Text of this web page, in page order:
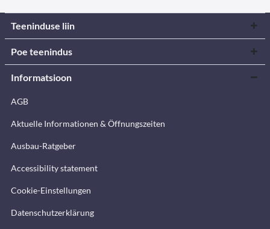
Teeninduse liin
Poe teenindus
Informatsioon
AGB
Aktuelle Informationen & Öffnungszeiten
Ausbau-Ratgeber
Accessibility statement
Cookie-Einstellungen
Datenschutzerklärung